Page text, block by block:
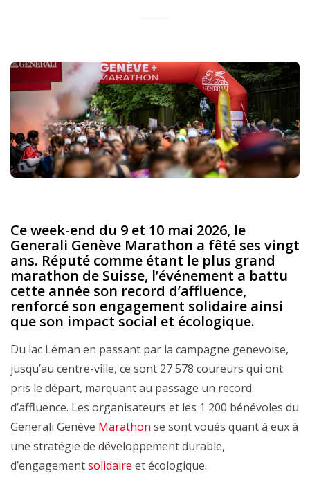
Ce week-end du 9 et 10 mai 2026, le
Generali Genève Marathon a fêté ses vingt
ans. Réputé comme étant le plus grand
marathon de Suisse, l’événement a battu
cette année son record d’affluence,
renforcé son engagement solidaire ainsi
que son impact social et écologique.
Du lac Léman en passant par la campagne genevoise,
jusqu’au centre-ville, ce sont 27 578 coureurs qui ont
pris le départ, marquant au passage un record
d’affluence. Les organisateurs et les 1 200 bénévoles du
Generali Genève Marathon se sont voués quant à eux à
une stratégie de développement durable,
d’engagementsolidaire et écologique.